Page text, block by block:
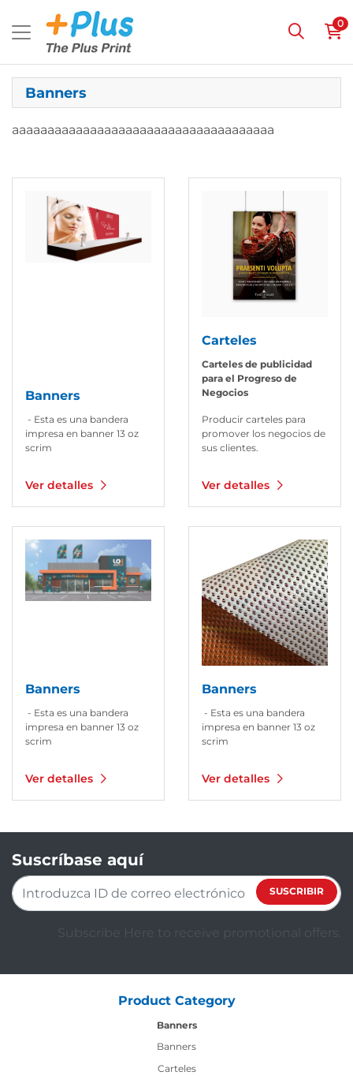
0
Banners
aaaaaaaaaaaaaaaaaaaaaaaaaaaaaaaaaaaaa
Banners
- Esta es una bandera
impresa en banner 13 oz
scrim
Ver detalles
Carteles
Carteles de publicidad
para el Progreso de
Negocios
Producir carteles para
promover los negocios de
sus clientes.
Ver detalles
Banners
- Esta es una bandera
impresa en banner 13 oz
scrim
Ver detalles
Banners
- Esta es una bandera
impresa en banner 13 oz
scrim
Ver detalles
Suscríbase aquí
SUSCRIBIR
Subscribe Here to receive promotional offers.
Product Category
Banners
Banners
Carteles